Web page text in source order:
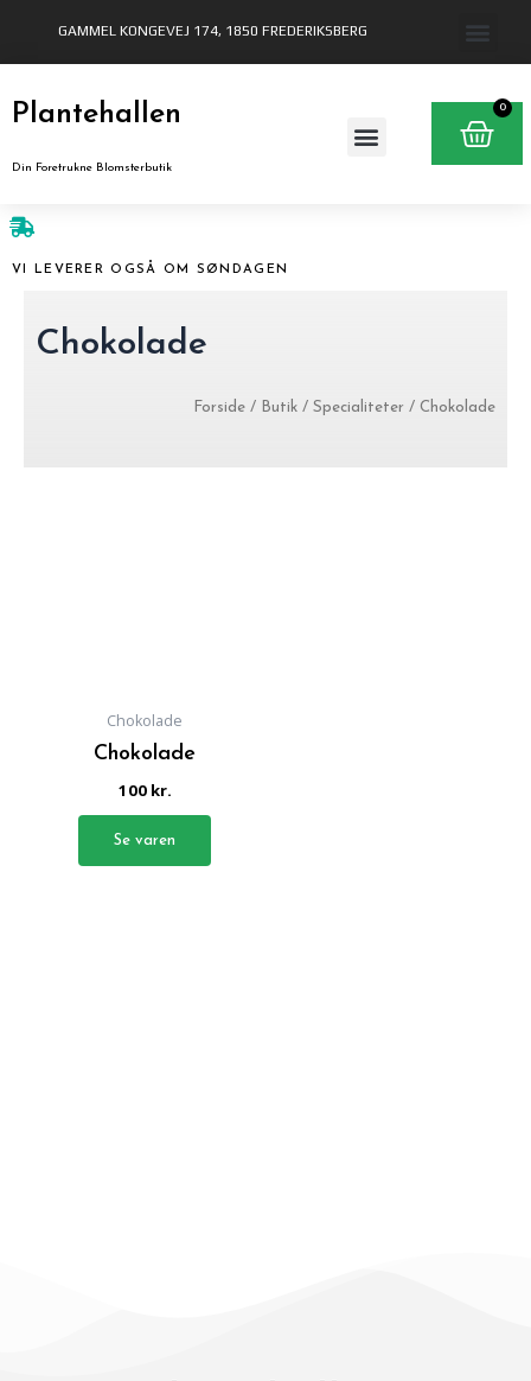
indholdet
GAMMEL KONGEVEJ 174, 1850 FREDERIKSBERG
Plantehallen
Din Foretrukne Blomsterbutik
0
VI LEVERER OGSÅ OM SØNDAGEN
Chokolade
Forside / Butik / Specialiteter / Chokolade
Chokolade
Chokolade
100 kr.
Se varen